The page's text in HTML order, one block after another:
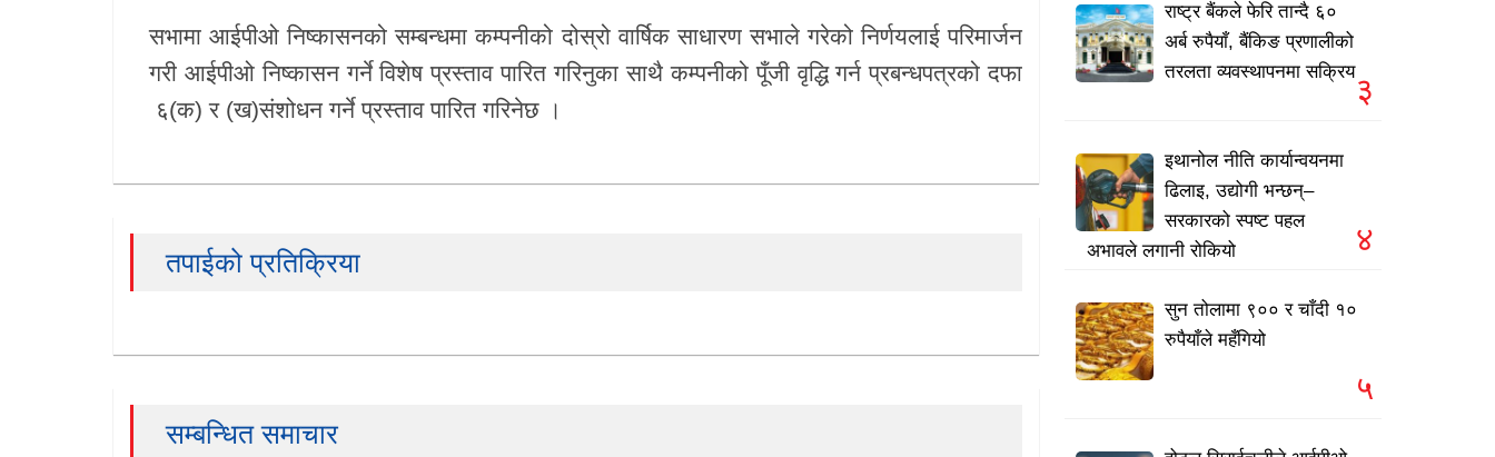
सभामा आईपीओ निष्कासनको सम्बन्धमा कम्पनीको दोस्रो वार्षिक साधारण सभाले गरेको निर्णयलाई परिमार्जन
गरी आईपीओ निष्कासन गर्ने विशेष प्रस्ताव पारित गरिनुका साथै कम्पनीको पूँजी वृद्धि गर्न प्रबन्धपत्रको दफा
६(क) र (ख)संशोधन गर्ने प्रस्ताव पारित गरिनेछ ।
तपाईको प्रतिक्रिया
सम्बन्धित समाचार
राष्ट्र बैंकले फेरि तान्दै ६०
अर्ब रुपैयाँ, बैंकिङ प्रणालीको
तरलता व्यवस्थापनमा सक्रिय३
इथानोल नीति कार्यान्वयनमा
ढिलाइ, उद्योगी भन्छन्–
सरकारको स्पष्ट पहल
अभावले लगानी रोकियो
४
सुन तोलामा ९०० र चाँदी १०
रुपैयाँले महँगियो
५